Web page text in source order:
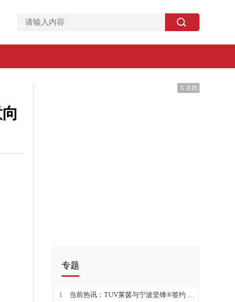
X 关闭
专题
1 当前热讯：TUV莱茵与宁波坚锋®签约 推动海洋经济高质量发展